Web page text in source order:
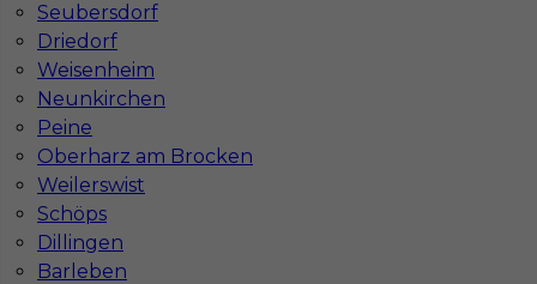
Seubersdorf
Driedorf
Weisenheim
Neunkirchen
Peine
Oberharz am Brocken
Weilerswist
Schöps
Dillingen
Barleben
Monter płyt gk praca za granicą
Kategoria Prace budowlane